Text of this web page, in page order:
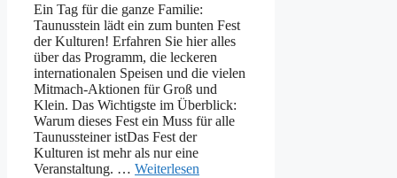
Ein Tag für die ganze Familie:
Taunusstein lädt ein zum bunten Fest
der Kulturen! Erfahren Sie hier alles
über das Programm, die leckeren
internationalen Speisen und die vielen
Mitmach-Aktionen für Groß und
Klein. Das Wichtigste im Überblick:
Warum dieses Fest ein Muss für alle
Taunussteiner istDas Fest der
Kulturen ist mehr als nur eine
Veranstaltung. … Weiterlesen